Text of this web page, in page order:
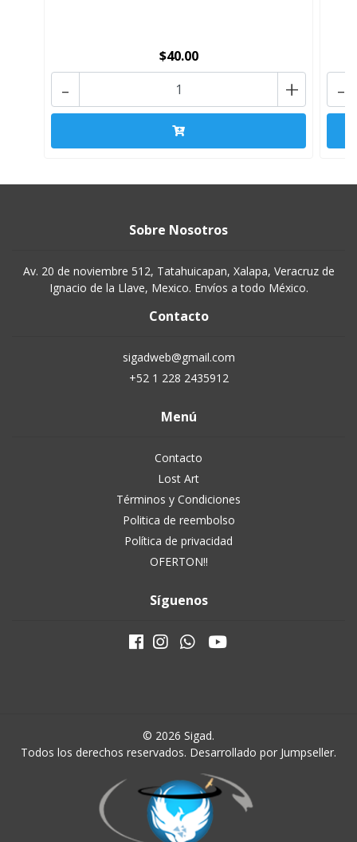
$40.00
+
- -
Sobre Nosotros
Av. 20 de noviembre 512, Tatahuicapan, Xalapa, Veracruz de
Ignacio de la Llave, Mexico. Envíos a todo México.
Contacto
sigadweb@gmail.com
+52 1 228 2435912
Menú
Contacto
Lost Art
Términos y Condiciones
Politica de reembolso
Política de privacidad
OFERTON!!
Síguenos
© 2026 Sigad.
Todos los derechos reservados. Desarrollado por Jumpseller.